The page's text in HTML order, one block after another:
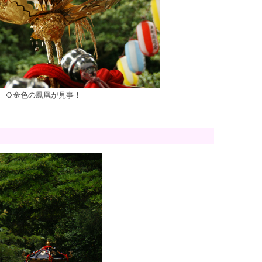
◇金色の鳳凰が見事！